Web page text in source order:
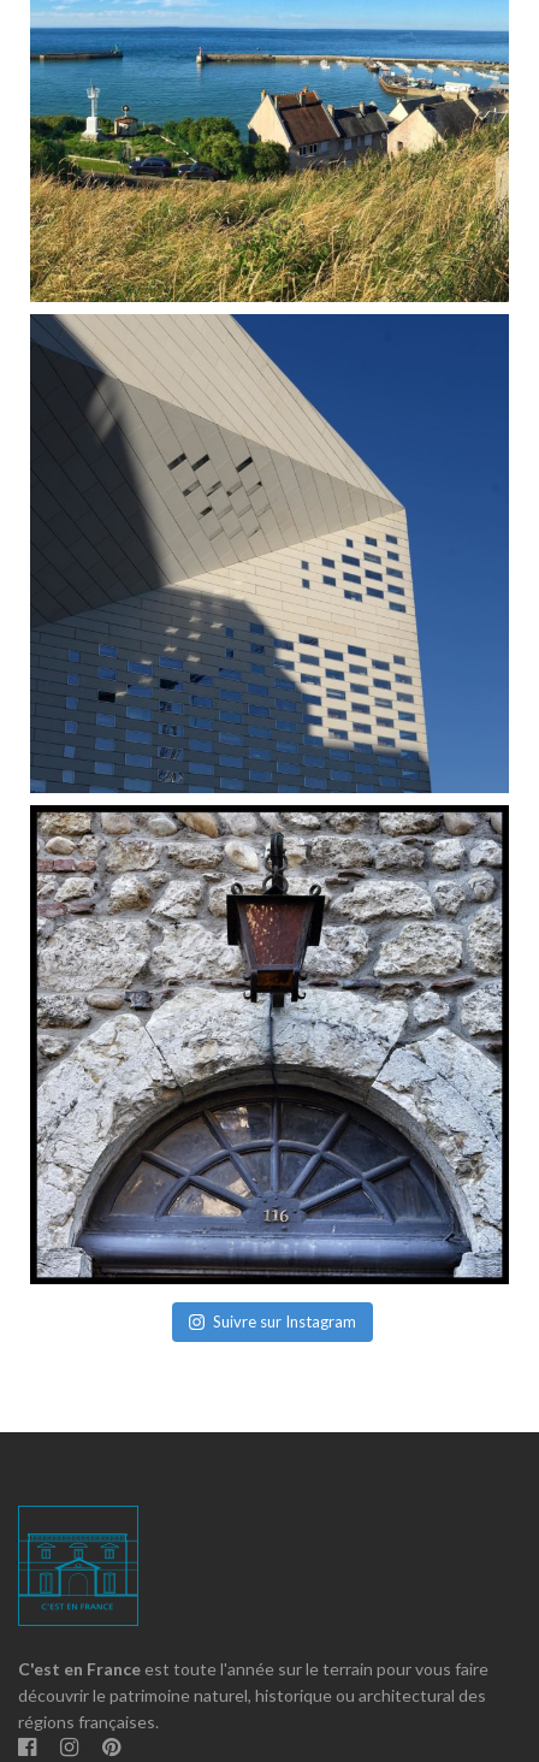
Suivre sur Instagram
C'est en France est toute l'année sur le terrain pour vous faire
découvrir le patrimoine naturel, historique ou architectural des
régions françaises.